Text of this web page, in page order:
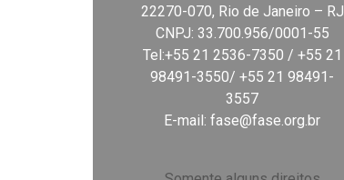
22270-070, Rio de Janeiro – RJ
CNPJ: 33.700.956/0001-55
Tel:+55 21 2536-7350 / +55 21
98491-3550/ +55 21 98491-
3557
E-mail:fase@fase.org.br